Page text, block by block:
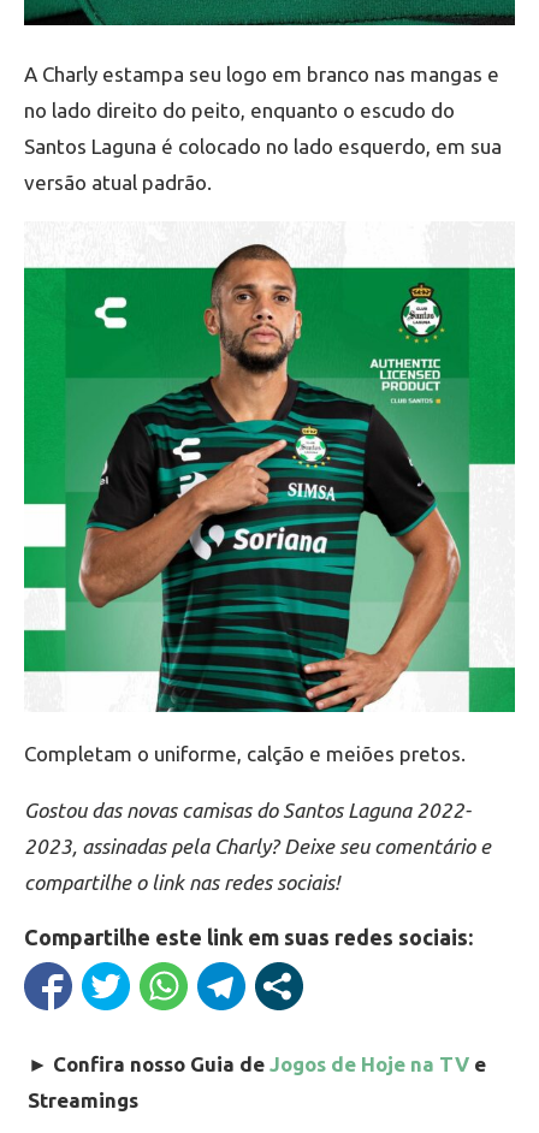
A Charly estampa seu logo em branco nas mangas e
no lado direito do peito, enquanto o escudo do
Santos Laguna é colocado no lado esquerdo, em sua
versão atual padrão.
Completam o uniforme, calção e meiões pretos.
Gostou das novas camisas do Santos Laguna 2022-
2023, assinadas pela Charly? Deixe seu comentário e
compartilhe o link nas redes sociais!
Compartilhe este link em suas redes sociais:
► Confira nosso Guia de Jogos de Hoje na TV e
Streamings